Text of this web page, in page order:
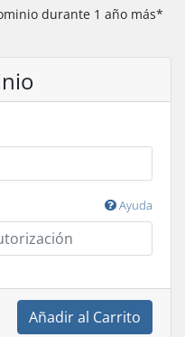
durante 1 año más*
Ayuda
Añadir al Carrito